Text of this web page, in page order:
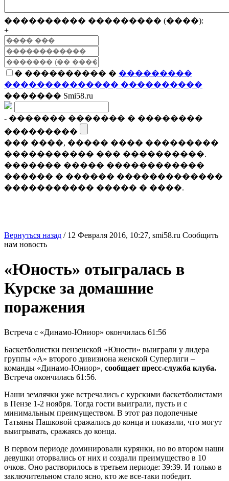
���������� ��������� (����):
+
� ���������� � ���������
�������������� ����������
������� Smi58.ru
- ������� ������� � ��������
���������
��� ����, ����� ���� ���������
����������� ��� ����������.
������� ����� ������������
������ � ������ �������������
����������� ����� � ����.
Вернуться назад / 12 Февраля 2016, 10:27, smi58.ru Сообщить
нам новость
«Юность» отыгралась в
Курске за домашние
поражения
Встреча с «Динамо-Юниор» окончилась 61:56
Баскетболистки пензенской «Юности» выиграли у лидера
группы «А» второго дивизиона женской Суперлиги –
команды «Динамо-Юниор», сообщает пресс-служба клуба.
Встреча окончилась 61:56.
Наши землячки уже встречались с курскими баскетболистами
в Пензе 1-2 ноября. Тогда гости выиграли, пусть и с
минимальным преимуществом. В этот раз подопечные
Татьяны Пашковой сражались до конца и показали, что могут
выигрывать, сражаясь до конца.
В первом периоде доминировали курянки, но во втором наши
девушки оторвались от них и создали преимущество в 10
очков. Оно растворилось в третьем периоде: 39:39. И только в
заключительном стало ясно, кто же все-таки победит.